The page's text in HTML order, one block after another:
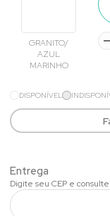
GRANITO/
AZUL
MARINHO
DISPONÍVEL